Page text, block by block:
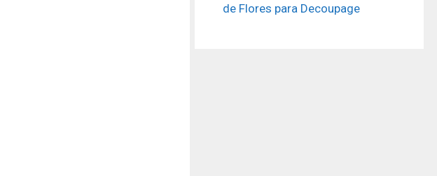
de Flores para Decoupage